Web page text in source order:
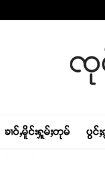
ၸု
ၶၢဝ်ႇမိူင်းႁူမ်ႈတုမ် ပွင်ႈ